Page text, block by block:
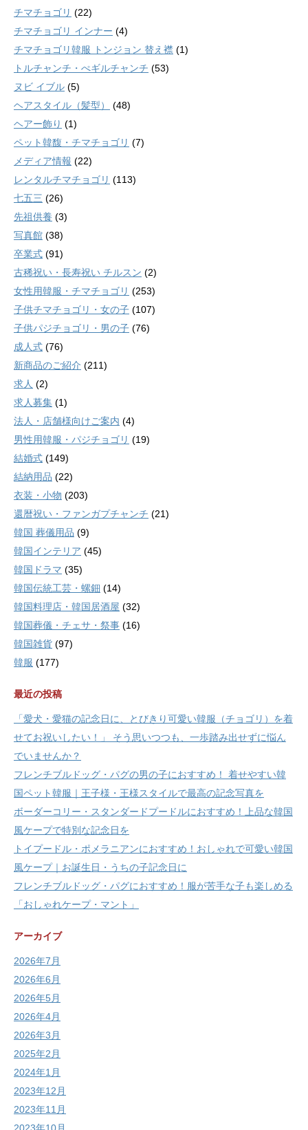
チマチョゴリ (22)
チマチョゴリ インナー (4)
チマチョゴリ韓服 トンジョン 替え襟 (1)
トルチャンチ・ぺギルチャンチ (53)
ヌビ イブル (5)
ヘアスタイル（髪型）
(48)
ヘアー飾り (1)
ペット韓馥・チマチョゴリ (7)
メディア情報 (22)
レンタルチマチョゴリ (113)
七五三 (26)
先祖供養 (3)
写真館 (38)
卒業式 (91)
古稀祝い・長寿祝い チルスン (2)
女性用韓服・チマチョゴリ (253)
子供チマチョゴリ・女の子 (107)
子供パジチョゴリ・男の子 (76)
成人式 (76)
新商品のご紹介 (211)
求人 (2)
求人募集 (1)
法人・店舗様向けご案内 (4)
男性用韓服・パジチョゴリ (19)
結婚式 (149)
結納用品 (22)
衣装・小物 (203)
還暦祝い・ファンガプチャンチ (21)
韓国 葬儀用品 (9)
韓国インテリア (45)
韓国ドラマ (35)
韓国伝統工芸・螺鈿 (14)
韓国料理店・韓国居酒屋 (32)
韓国葬儀・チェサ・祭事 (16)
韓国雑貨 (97)
韓服 (177)
最近の投稿
「愛犬・愛猫の記念日に、とびきり可愛い韓服（チョゴリ）を着
せてお祝いしたい！」 そう思いつつも、一歩踏み出せずに悩ん
でいませんか？
フレンチブルドッグ・パグの男の子におすすめ！ 着せやすい韓
国ペット韓服｜王子様・王様スタイルで最高の記念写真を
ボーダーコリー・スタンダードプードルにおすすめ！上品な韓国
風ケープで特別な記念日を
トイプードル・ポメラニアンにおすすめ！おしゃれで可愛い韓国
風ケープ｜お誕生日・うちの子記念日に
フレンチブルドッグ・パグにおすすめ！服が苦手な子も楽しめる
「おしゃれケープ・マント」
アーカイブ
2026年7月
2026年6月
2026年5月
2026年4月
2026年3月
2025年2月
2024年1月
2023年12月
2023年11月